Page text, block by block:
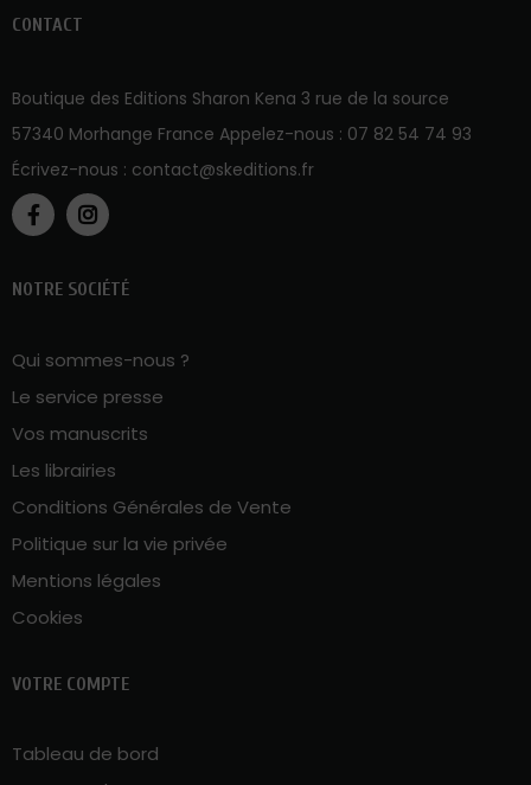
CONTACT
Boutique des Editions Sharon Kena 3 rue de la source
57340 Morhange France Appelez-nous : 07 82 54 74 93
Écrivez-nous : contact@skeditions.fr
NOTRE SOCIÉTÉ
Qui sommes-nous ?
Le service presse
Vos manuscrits
Les librairies
Conditions Générales de Vente
Politique sur la vie privée
Mentions légales
Cookies
VOTRE COMPTE
Tableau de bord